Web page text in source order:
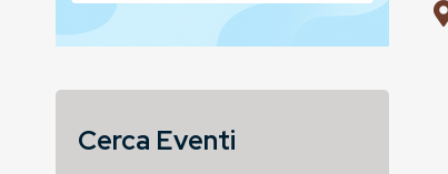
Cerca Eventi